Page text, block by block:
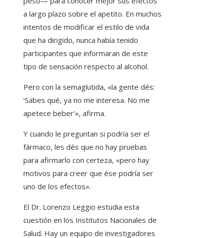
a largo plazo sobre el apetito. En muchos
intentos de modificar el estilo de vida
que ha dirigido, nunca había tenido
participantes que informaran de este
tipo de sensación respecto al alcohol.
Pero con la semaglutida, «la gente dés:
‘Sabes qué, ya no me interesa. No me
apetece beber'», afirma.
Y cuando le preguntan si podría ser el
fármaco, les dés que no hay pruebas
para afirmarlo con certeza, «pero hay
motivos para creer que ése podría ser
uno de los efectos».
El Dr. Lorenzo Leggio estudia esta
cuestión en los Institutos Nacionales de
Salud. Hay un equipo de investigadores